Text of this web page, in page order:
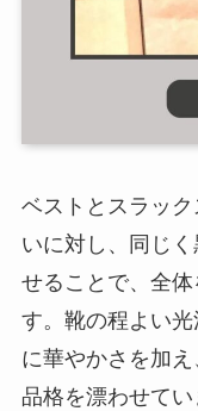
ベストとスラッ
いに対し、同じ
せることで、全
す。靴の程よい
に華やかさを加
品格を漂わせてい